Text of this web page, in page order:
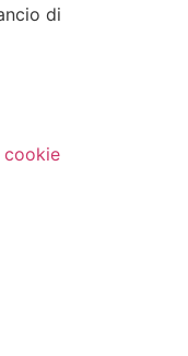
di
cookie